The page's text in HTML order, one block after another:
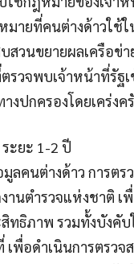
มายที่คนต่างด้าวใช้
สวนขยายผลเครือข่
รวจพบเจ้าหน้าที่รัฐ
งปกครองโดยเคร่งค
ะยะ 1-2 ปี
ลคนต่างด้าว การตร
งานตำรวจแห่งชาติ
สิทธิภาพ รวมทั้งบัง
พื่อดำเนินการตรว